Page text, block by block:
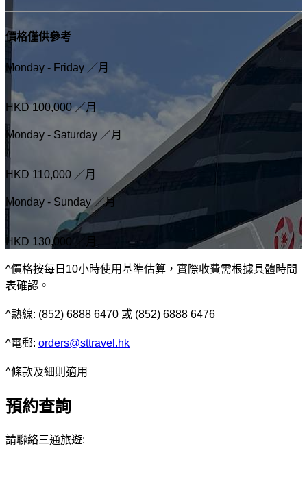
價格僅供參考
Monday - Friday ／月
HKD 100,000／月
Monday - Saturday ／月
HKD 110,000 ／月
Monday - Sunday ／月
HKD 130,000 ／月
^價格按每日10小時使用基準估算，實際收費需根據具體時間
表確認。
^熱線: (852) 6888 6470 或 (852) 6888 6476
^電郵: orders@sttravel.hk
^條款及細則適用
預約查詢
請聯絡三通旅遊: